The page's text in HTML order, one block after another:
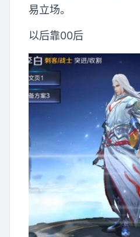
易立场。
以后靠00后